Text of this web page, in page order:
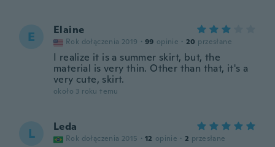
E Elaine
Rok dołączenia 2019 · 99 opinie · 20 przesłane
I realize it is a summer skirt, but, the
material is very thin. Other than that, it's a
very cute, skirt.
około 3 roku temu
L Leda
Rok dołączenia 2015 · 12 opinie · 2 przesłane